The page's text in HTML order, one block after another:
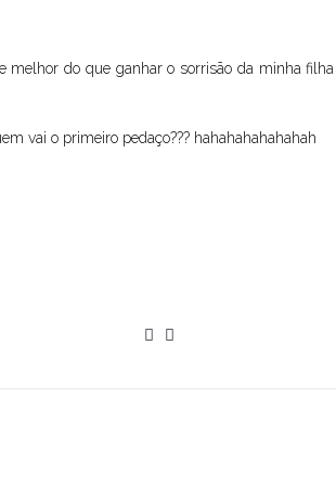
melhor do que ganhar o sorrisão da minha
vai o primeiro pedaço??? hahahahahahahah